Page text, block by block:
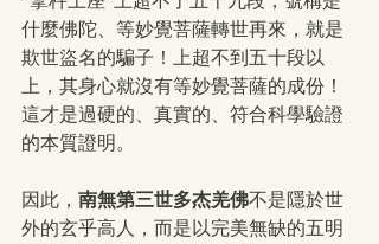
什麼佛陀、等妙覺菩薩轉世再來，就是
欺世盜名的騙子！上超不到五十段以
上，其身心就沒有等妙覺菩薩的成份！
這才是過硬的、真實的、符合科學驗證
的本質證明。
因此， 南無第三世多杰羌佛不是隱於世
外的玄乎高人，而是以完美無缺的五明